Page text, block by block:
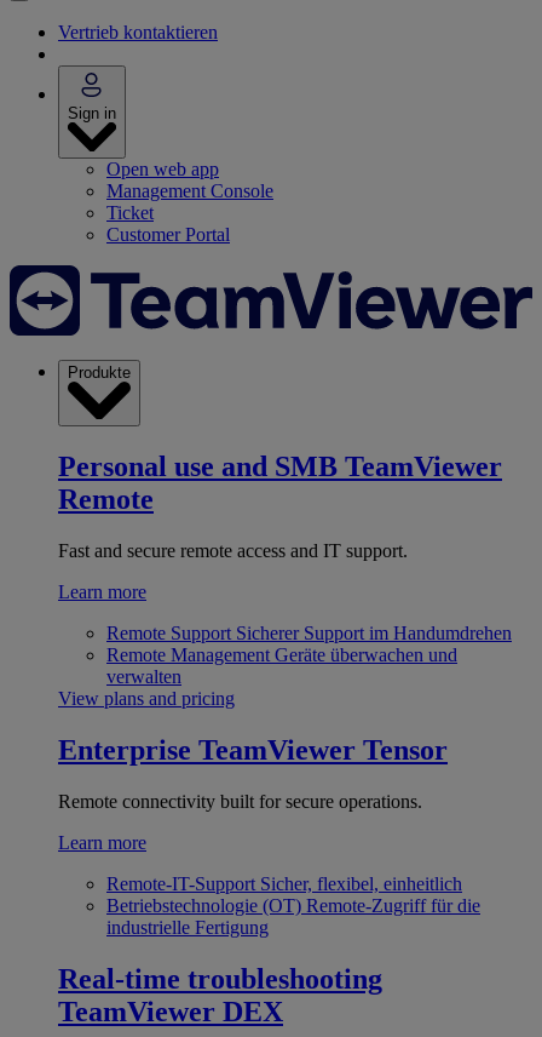
Vertrieb kontaktieren
Sign in
Open web app
Management Console
Ticket
Customer Portal
Produkte
Personal use and SMB TeamViewer
Remote
Fast and secure remote access and IT support.
Learn more
Remote Support Sicherer Support im Handumdrehen
Remote Management Geräte überwachen und
verwalten
View plans and pricing
Enterprise TeamViewer Tensor
Remote connectivity built for secure operations.
Learn more
Remote-IT-Support Sicher, flexibel, einheitlich
Betriebstechnologie (OT) Remote-Zugriff für die
industrielle Fertigung
Real-time troubleshooting
TeamViewer DEX